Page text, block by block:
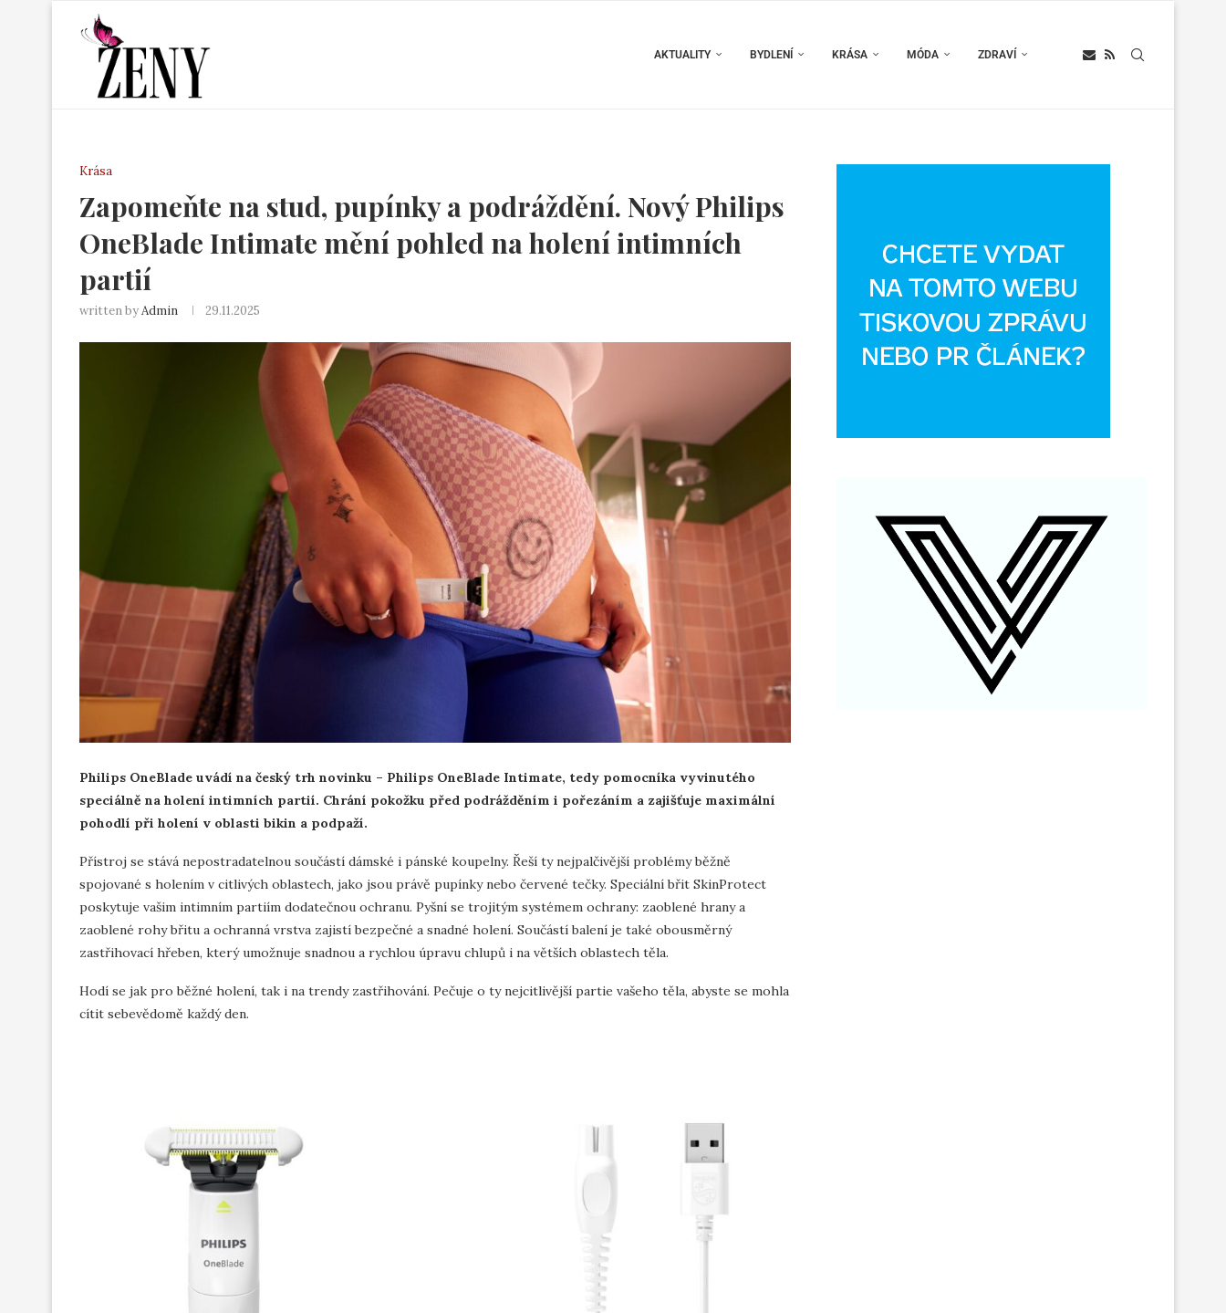
AKTUALITY BYDLENÍ KRÁSA MÓDA ZDRAVÍ
Krása
Zapomeňte na stud, pupínky a podráždění. Nový Philips
OneBlade Intimate mění pohled na holení intimních
partií
written byAdmin 29.11.2025
Philips OneBlade uvádí na český trh novinku – Philips OneBlade Intimate, tedy pomocníka vyvinutého
speciálně na holení intimních partií. Chrání pokožku před podrážděním i pořezáním a zajišťuje maximální
pohodlí při holení v oblasti bikin a podpaží.
Přístroj se stává nepostradatelnou součástí dámské i pánské koupelny. Řeší ty nejpalčivější problémy běžně
spojované s holením v citlivých oblastech, jako jsou právě pupínky nebo červené tečky. Speciální břit SkinProtect
poskytuje vašim intimním partiím dodatečnou ochranu. Pyšní se trojitým systémem ochrany: zaoblené hrany a
zaoblené rohy břitu a ochranná vrstva zajistí bezpečné a snadné holení. Součástí balení je také obousměrný
zastřihovací hřeben, který umožnuje snadnou a rychlou úpravu chlupů i na větších oblastech těla.
Hodí se jak pro běžné holení, tak i na trendy zastřihování. Pečuje o ty nejcitlivější partie vašeho těla, abyste se mohla
cítit sebevědomě každý den.